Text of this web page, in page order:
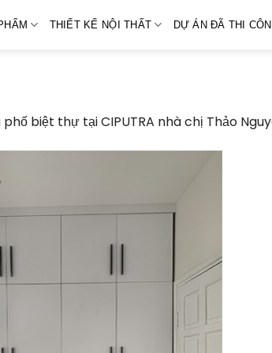
THIẾT KẾ NỘI THẤT DỰ ÁN ĐÃ THI
biệt thự tại CIPUTRA nhà chị Thảo